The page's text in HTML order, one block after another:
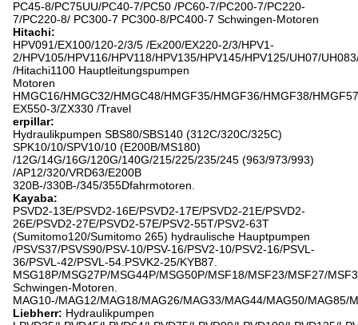
PC45-8/PC75UU/PC40-7/PC50 /PC60-7/PC200-7/PC220-
7/PC220-8/ PC300-7 PC300-8/PC400-7 Schwingen-Motoren
Hitachi:
HPV091/EX100/120-2/3/5 /Ex200/EX220-2/3/HPV1-
2/HPV105/HPV116/HPV118/HPV135/HPV145/HPV125/UH07/
/Hitachi1100 Hauptleitungspumpen
Motoren
HMGC16/HMGC32/HMGC48/HMGF35/HMGF36/HMGF38/
EX550-3/ZX330 /Travel
erpillar:
Hydraulikpumpen SBS80/SBS140 (312C/320C/325C)
SPK10/10/SPV10/10 (E200B/MS180)
/12G/14G/16G/120G/140G/215/225/235/245 (963/973/993)
/AP12/320/VRD63/E200B
320B-/330B-/345/355Dfahrmotoren.
Kayaba:
PSVD2-13E/PSVD2-16E/PSVD2-17E/PSVD2-21E/PSVD2-
26E/PSVD2-27E/PSVD2-57E/PSV2-55T/PSV2-63T
(Sumitomo120/Sumitomo 265) hydraulische Hauptpumpen
/PSVS37/PSVS90/PSV-10/PSV-16/PSV2-10/PSV2-16/PSVL-
36/PSVL-42/PSVL-54.PSVK2-25/KYB87.
MSG18P/MSG27P/MSG44P/MSG50P/MSF18/MSF23/MSF27/
Schwingen-Motoren.
MAG10-/MAG12/MAG18/MAG26/MAG33/MAG44/MAG50/
Liebherr: Hydraulikpumpen